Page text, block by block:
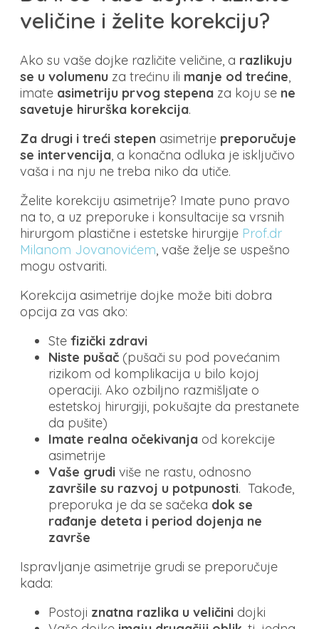
veličine i želite korekciju?
Ako su vaše dojke različite veličine, a razlikuju
se u volumenu za trećinu ili manje od trećine,
imate asimetriju prvog stepena za koju se ne
savetuje hirurška korekcija.
Za drugi i treći stepen asimetrije preporučuje
se intervencija, a konačna odluka je isključivo
vaša i na nju ne treba niko da utiče.
Želite korekciju asimetrije? Imate puno pravo
na to, a uz preporuke i konsultacije sa vrsnih
hirurgom plastične i estetske hirurgije Prof.dr
Milanom Jovanovićem, vaše želje se uspešno
mogu ostvariti.
Korekcija asimetrije dojke može biti dobra
opcija za vas ako:
Ste fizički zdravi
Niste pušač (pušači su pod povećanim
rizikom od komplikacija u bilo kojoj
operaciji. Ako ozbiljno razmišljate o
estetskoj hirurgiji, pokušajte da prestanete
da pušite)
Imate realna očekivanja od korekcije
asimetrije
Vaše grudi više ne rastu, odnosno
završile su razvoj u potpunosti. Takođe,
preporuka je da se sačeka dok se
rađanje deteta i period dojenja ne
završe
Ispravljanje asimetrije grudi se preporučuje
kada:
Postoji znatna razlika u veličini dojki